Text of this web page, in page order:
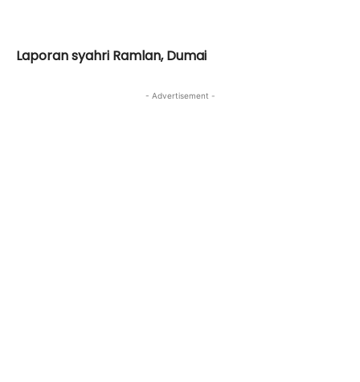
Laporan syahri Ramlan, Dumai
- Advertisement -